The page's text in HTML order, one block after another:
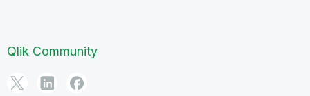
Qlik Community